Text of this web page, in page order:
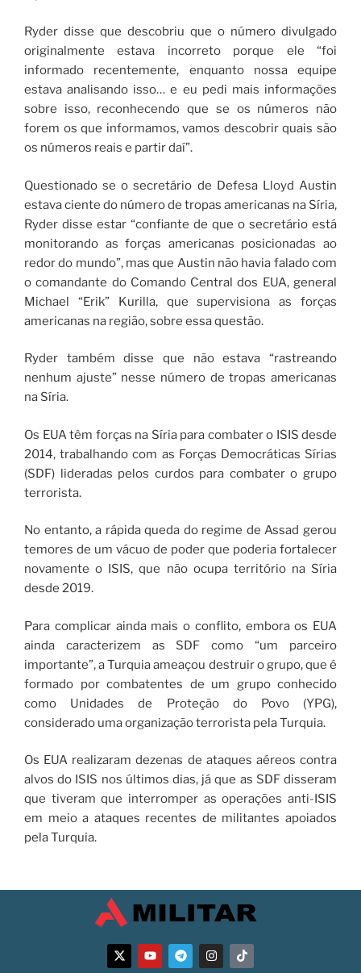
Ryder disse que descobriu que o número divulgado
originalmente estava incorreto porque ele “foi
informado recentemente, enquanto nossa equipe
estava analisando isso… e eu pedi mais informações
sobre isso, reconhecendo que se os números não
forem os que informamos, vamos descobrir quais são
os números reais e partir daí”.
Questionado se o secretário de Defesa Lloyd Austin
estava ciente do número de tropas americanas na Síria,
Ryder disse estar “confiante de que o secretário está
monitorando as forças americanas posicionadas ao
redor do mundo”, mas que Austin não havia falado com
o comandante do Comando Central dos EUA, general
Michael “Erik” Kurilla, que supervisiona as forças
americanas na região, sobre essa questão.
Ryder também disse que não estava “rastreando
nenhum ajuste” nesse número de tropas americanas
na Síria.
Os EUA têm forças na Síria para combater o ISIS desde
2014, trabalhando com as Forças Democráticas Sírias
(SDF) lideradas pelos curdos para combater o grupo
terrorista.
No entanto, a rápida queda do regime de Assad gerou
temores de um vácuo de poder que poderia fortalecer
novamente o ISIS, que não ocupa território na Síria
desde 2019.
Para complicar ainda mais o conflito, embora os EUA
ainda caracterizem as SDF como “um parceiro
importante”, a Turquia ameaçou destruir o grupo, que é
formado por combatentes de um grupo conhecido
como Unidades de Proteção do Povo (YPG),
considerado uma organização terrorista pela Turquia.
Os EUA realizaram dezenas de ataques aéreos contra
alvos do ISIS nos últimos dias, já que as SDF disseram
que tiveram que interromper as operações anti-ISIS
em meio a ataques recentes de militantes apoiados
pela Turquia.